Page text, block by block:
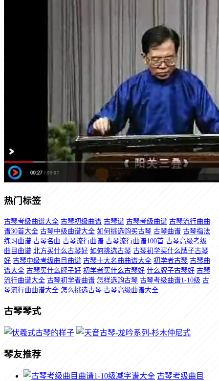
热门标签
古琴考级曲谱大全 古琴初级曲谱 古琴谱 古琴考级曲谱 古琴流行曲曲
谱30首大全 古琴中级曲谱大全 如何挑选购买古琴 古琴曲谱 古琴指法
练习曲谱 古琴名曲 古琴流行曲谱 古琴流行曲谱100首 古琴高级考级
曲目曲谱 北方买什么古琴好 如何挑选古琴 古琴初学买什么牌子古琴
好 古琴中级考级曲目曲谱 古琴十大名曲曲谱大全 初学者古琴 古琴曲
谱大全 古琴买什么牌子好 初学者买什么古琴好 什么牌子古琴好 古琴
流行曲谱大全 古琴初学者曲谱 怎样选购古琴 古琴考级曲谱1-10级 古
琴流行曲曲谱大全 怎么挑选古琴 古琴高级曲谱大全
古琴琴式
琴友推荐
古琴考级曲目